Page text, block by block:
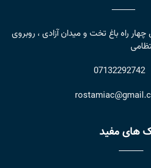
راه باغ تخت و میدان آزادی ، روبروی
07132292742
های مفید